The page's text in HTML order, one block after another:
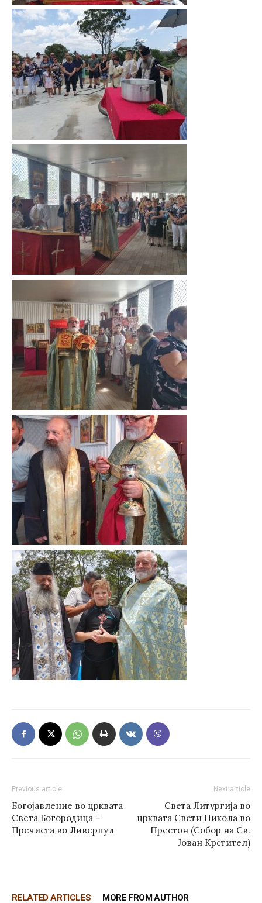
Previous article
Богојавление во црквата
Света Богородица –
Пречиста во Ливерпул
Next article
Света Литургија во
црквата Свети Никола во
Престон (Собор на Св.
Јован Крстител)
RELATED ARTICLES MORE FROM AUTHOR